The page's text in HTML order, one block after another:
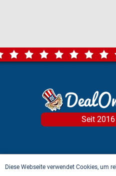
Seit
Diese Webseite verwendet Cookies, um